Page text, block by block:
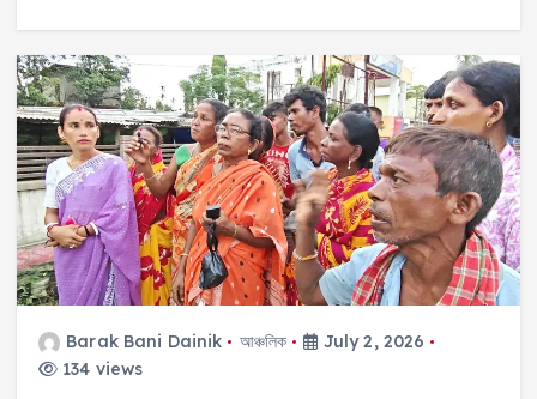
c
e
b
o
o
k
a
ts
A
p
p
re
a
d
s
p
y
Li
n
k
ai
l
a
re
Barak Bani Dainik আঞ্চলিক
July 2, 2026
134 views